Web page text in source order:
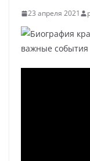
23 апреля 2021